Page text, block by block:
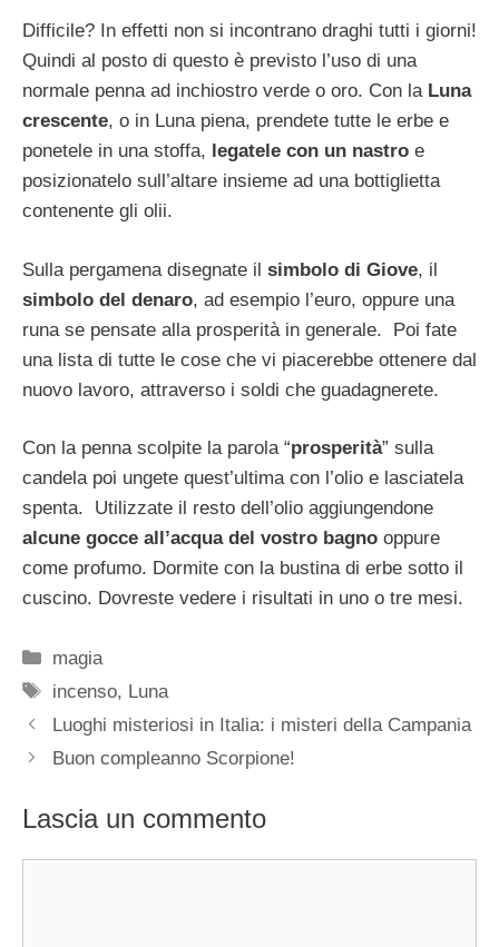
Difficile? In effetti non si incontrano draghi tutti i giorni!
Quindi al posto di questo è previsto l’uso di una
normale penna ad inchiostro verde o oro. Con la Luna
crescente, o in Luna piena, prendete tutte le erbe e
ponetele in una stoffa, legatele con un nastro e
posizionatelo sull’altare insieme ad una bottiglietta
contenente gli olii.
Sulla pergamena disegnate il simbolo di Giove, il
simbolo del denaro, ad esempio l’euro, oppure una
runa se pensate alla prosperità in generale. Poi fate
una lista di tutte le cose che vi piacerebbe ottenere dal
nuovo lavoro, attraverso i soldi che guadagnerete.
Con la penna scolpite la parola “prosperità” sulla
candela poi ungete quest’ultima con l’olio e lasciatela
spenta. Utilizzate il resto dell’olio aggiungendone
alcune gocce all’acqua del vostro bagno oppure
come profumo. Dormite con la bustina di erbe sotto il
cuscino. Dovreste vedere i risultati in uno o tre mesi.
Categorie
magia
Tag
incenso, Luna
Luoghi misteriosi in Italia: i misteri della Campania
Buon compleanno Scorpione!
Lascia un commento